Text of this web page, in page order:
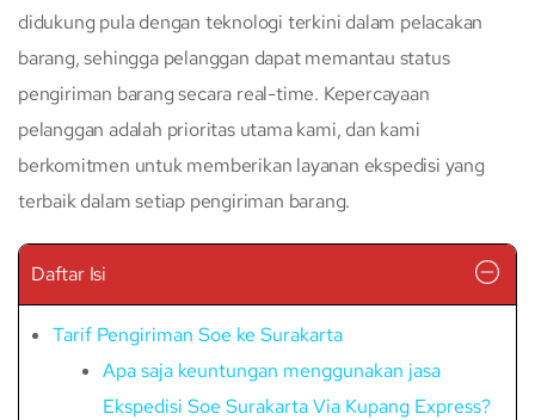
didukung pula dengan teknologi terkini dalam pelacakan
barang, sehingga pelanggan dapat memantau status
pengiriman barang secara real-time. Kepercayaan
pelanggan adalah prioritas utama kami, dan kami
berkomitmen untuk memberikan layanan ekspedisi yang
terbaik dalam setiap pengiriman barang.
Daftar Isi
Tarif Pengiriman Soe ke Surakarta
Apa saja keuntungan menggunakan jasa
Ekspedisi Soe Surakarta Via Kupang Express?